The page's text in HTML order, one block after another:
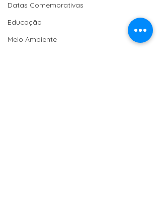
Datas Comemorativas
Educação
Meio Ambiente